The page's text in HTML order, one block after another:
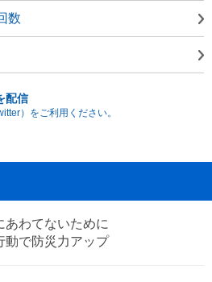
数
配信
）をご利用ください。
あわてないために
動で防災力アップ